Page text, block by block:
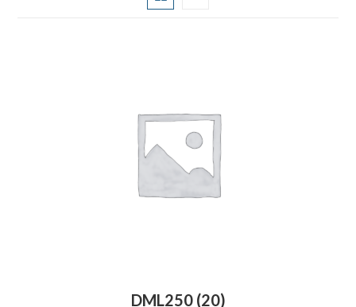
DML250 (20)